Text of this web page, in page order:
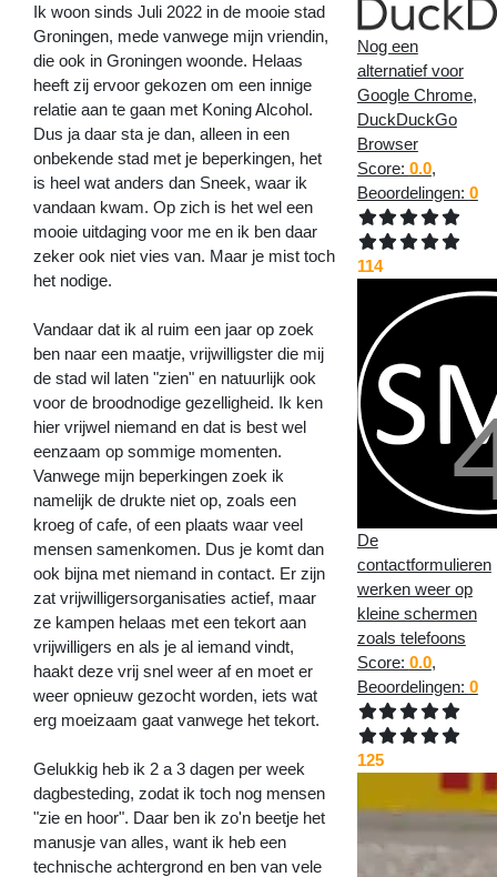
Ik woon sinds Juli 2022 in de mooie stad
Groningen, mede vanwege mijn vriendin,
die ook in Groningen woonde. Helaas
heeft zij ervoor gekozen om een innige
relatie aan te gaan met Koning Alcohol.
Dus ja daar sta je dan, alleen in een
onbekende stad met je beperkingen, het
is heel wat anders dan Sneek, waar ik
vandaan kwam. Op zich is het wel een
mooie uitdaging voor me en ik ben daar
zeker ook niet vies van. Maar je mist toch
het nodige.
Vandaar dat ik al ruim een jaar op zoek
ben naar een maatje, vrijwilligster die mij
de stad wil laten "zien" en natuurlijk ook
voor de broodnodige gezelligheid. Ik ken
hier vrijwel niemand en dat is best wel
eenzaam op sommige momenten.
Vanwege mijn beperkingen zoek ik
namelijk de drukte niet op, zoals een
kroeg of cafe, of een plaats waar veel
mensen samenkomen. Dus je komt dan
ook bijna met niemand in contact. Er zijn
zat vrijwilligersorganisaties actief, maar
ze kampen helaas met een tekort aan
vrijwilligers en als je al iemand vindt,
haakt deze vrij snel weer af en moet er
weer opnieuw gezocht worden, iets wat
erg moeizaam gaat vanwege het tekort.
Gelukkig heb ik 2 a 3 dagen per week
dagbesteding, zodat ik toch nog mensen
"zie en hoor". Daar ben ik zo'n beetje het
manusje van alles, want ik heb een
technische achtergrond en ben van vele
Nog een
alternatief voor
Google Chrome,
DuckDuckGo
Browser
Score: 0.0,
Beoordelingen: 0
114
De
contactformulieren
werken weer op
kleine schermen
zoals telefoons
Score: 0.0,
Beoordelingen: 0
125